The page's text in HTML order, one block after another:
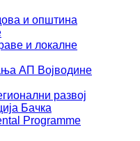
и општина
и локалне
АП Војводине
развој
Бачка
Programme